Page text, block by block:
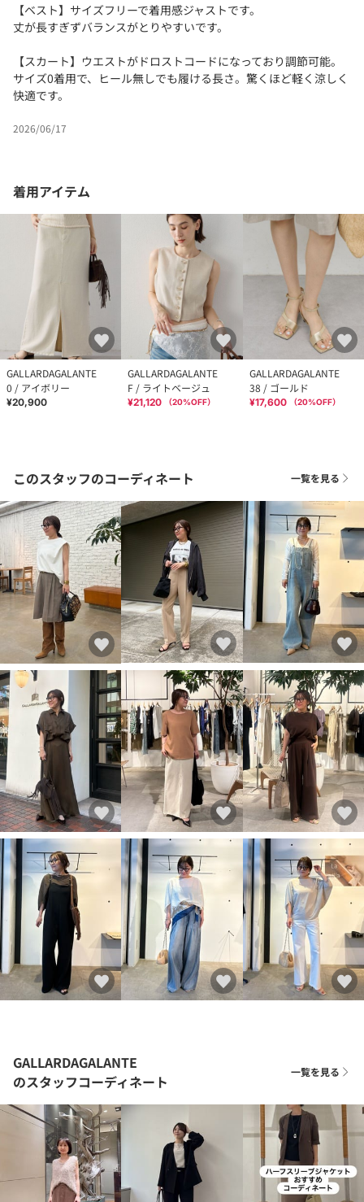
【ベスト】サイズフリーで着用感ジャストです。
丈が長すぎずバランスがとりやすいです。
【スカート】ウエストがドロストコードになっており調節可能。
サイズ0着用で、ヒール無しでも履ける長さ。驚くほど軽く涼しく
快適です。
2026/06/17
着用アイテム
GALLARDAGALANTE
0 / アイボリー
¥20,900
GALLARDAGALANTE
F / ライトベージュ
¥21,120 （20%OFF）
GALLARDAGALANTE
38 / ゴールド
¥17,600 （20%OFF）
このスタッフのコーディネート 一覧を見る
GALLARDAGALANTE
のスタッフコーディネート
一覧を見る